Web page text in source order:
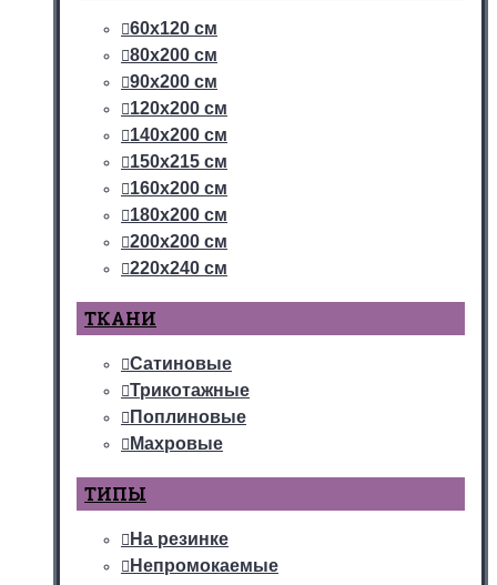
60х120 см
80х200 см
90х200 см
120х200 см
140х200 см
150х215 см
160х200 см
180х200 см
200х200 см
220х240 см
ТКАНИ
Сатиновые
Трикотажные
Поплиновые
Махровые
ТИПЫ
На резинке
Непромокаемые